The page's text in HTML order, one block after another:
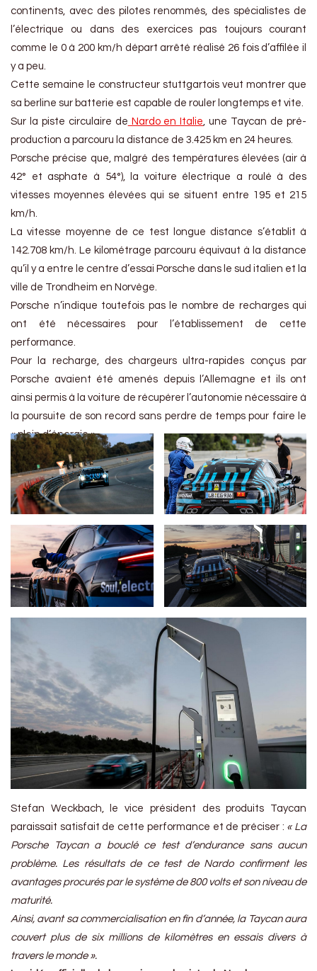
continents, avec des pilotes renommés, des spécialistes de
l’électrique ou dans des exercices pas toujours courant
comme le 0 à 200 km/h départ arrêté réalisé 26 fois d’affilée il
y a peu.
Cette semaine le constructeur stuttgartois veut montrer que
sa berline sur batterie est capable de rouler longtemps et vite.
Sur la piste circulaire de Nardo en Italie, une Taycan de pré-
production a parcouru la distance de 3.425 km en 24 heures.
Porsche précise que, malgré des températures élevées (air à
42° et asphate à 54°), la voiture électrique a roulé à des
vitesses moyennes élevées qui se situent entre 195 et 215
km/h.
La vitesse moyenne de ce test longue distance s’établit à
142.708 km/h. Le kilométrage parcouru équivaut à la distance
qu’il y a entre le centre d’essai Porsche dans le sud italien et la
ville de Trondheim en Norvège.
Porsche n’indique toutefois pas le nombre de recharges qui
ont été nécessaires pour l’établissement de cette
performance.
Pour la recharge, des chargeurs ultra-rapides conçus par
Porsche avaient été amenés depuis l’Allemagne et ils ont
ainsi permis à la voiture de récupérer l’autonomie nécessaire à
la poursuite de son record sans perdre de temps pour faire le
« plein d’énergie ».
Stefan Weckbach, le vice président des produits Taycan
paraissait satisfait de cette performance et de préciser : « La
Porsche Taycan a bouclé ce test d’endurance sans aucun
problème. Les résultats de ce test de Nardo confirment les
avantages procurés par le système de 800 volts et son niveau de
maturité.
Ainsi, avant sa commercialisation en fin d’année, la Taycan aura
couvert plus de six millions de kilomètres en essais divers à
travers le monde ».